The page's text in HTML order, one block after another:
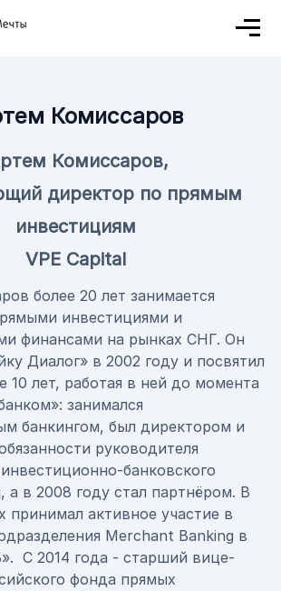
Комиссаров
Комиссаров,
директор по прямым
инвестициям
VPE Capital
более 20 лет занимается
инвестициями и
финансами на рынках СНГ. Он
Диалог» в 2002 году и посвятил
10 лет, работая в ней до момента
занимался
банкингом, был директором и
руководителя
банковского
а в 2008 году стал партнёром. В
принимал активное участие в
Merchant Banking в
С 2014 года - старший вице-
фонда прямых